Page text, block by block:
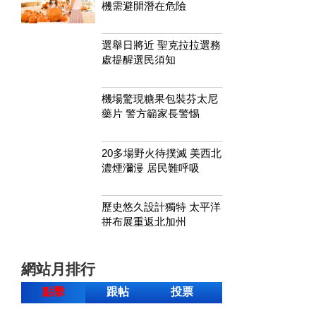
機需避開潛在危險
選舉日將近 聖克拉拉選務
處提醒選民須知
機場驚現糖果包裝芬太尼
藥片 警方籲家長警惕
20多場野火待撲滅 美西北
濃煙瀰漫 居民難呼吸
歷史悠久設計獨特 太平洋
拼布展重返北加州
網站月排行
點擊 跟帖 投票